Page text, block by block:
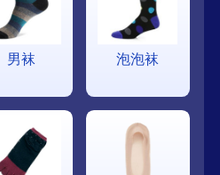
男袜 泡泡袜